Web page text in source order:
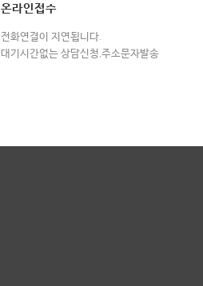
온라인접수
전화연결이 지연됩니다.
대기시간없는 상담신청,주소문자발송